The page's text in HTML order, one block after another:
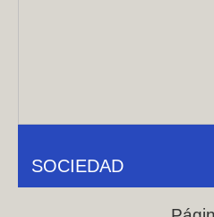
SOCIEDAD